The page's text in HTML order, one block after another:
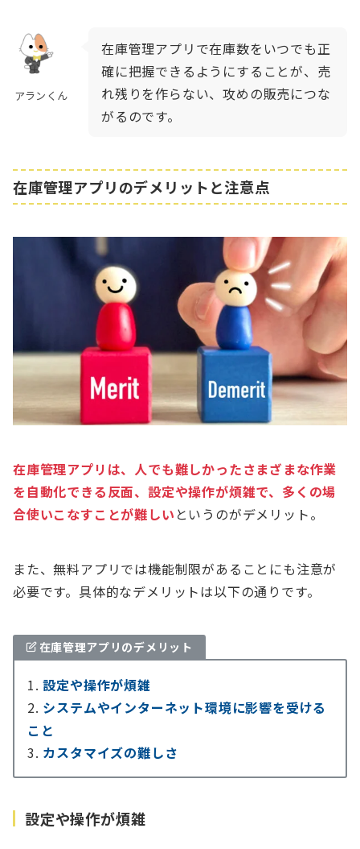
アランくん
在庫管理アプリで在庫数をいつでも正
確に把握できるようにすることが、売
れ残りを作らない、攻めの販売につな
がるのです。
在庫管理アプリのデメリットと注意点
在庫管理アプリは、人でも難しかったさまざまな作業
を自動化できる反面、設定や操作が煩雑で、多くの場
合使いこなすことが難しい というのがデメリット。
また、無料アプリでは機能制限があることにも注意が
必要です。具体的なデメリットは以下の通りです。
在庫管理アプリのデメリット
設定や操作が煩雑
システムやインターネット環境に影響を受ける
こと
カスタマイズの難しさ
設定や操作が煩雑